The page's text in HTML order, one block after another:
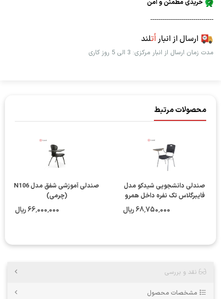
خریدی مطمئن و امن
--------------------------------
ارسال از انباراُتلند
مدت زمان ارسال از انبار مرکزی: 3 الی 5 روز کاری
محصولات مرتبط
صندلی دانشجویی شیدکو مدل
فایبرگلاس تک نفره داخل همرو
68٬750٬000 ریال
صندلی آموزشی شفق مدل N106
(چرمی)
66٬000٬000 ریال
نقد و بررسی
مشخصات محصول